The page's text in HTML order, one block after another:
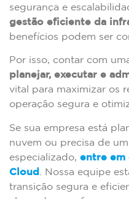
segurança e
gestão eficiente da
benefícios podem ser
Por isso, contar com
planejar, executar e
vital para maximizar os
operação segura e
Se sua empresa está
nuvem ou precisa de
especializado, entre em
Cloud . Nossa equipe
transição segura e